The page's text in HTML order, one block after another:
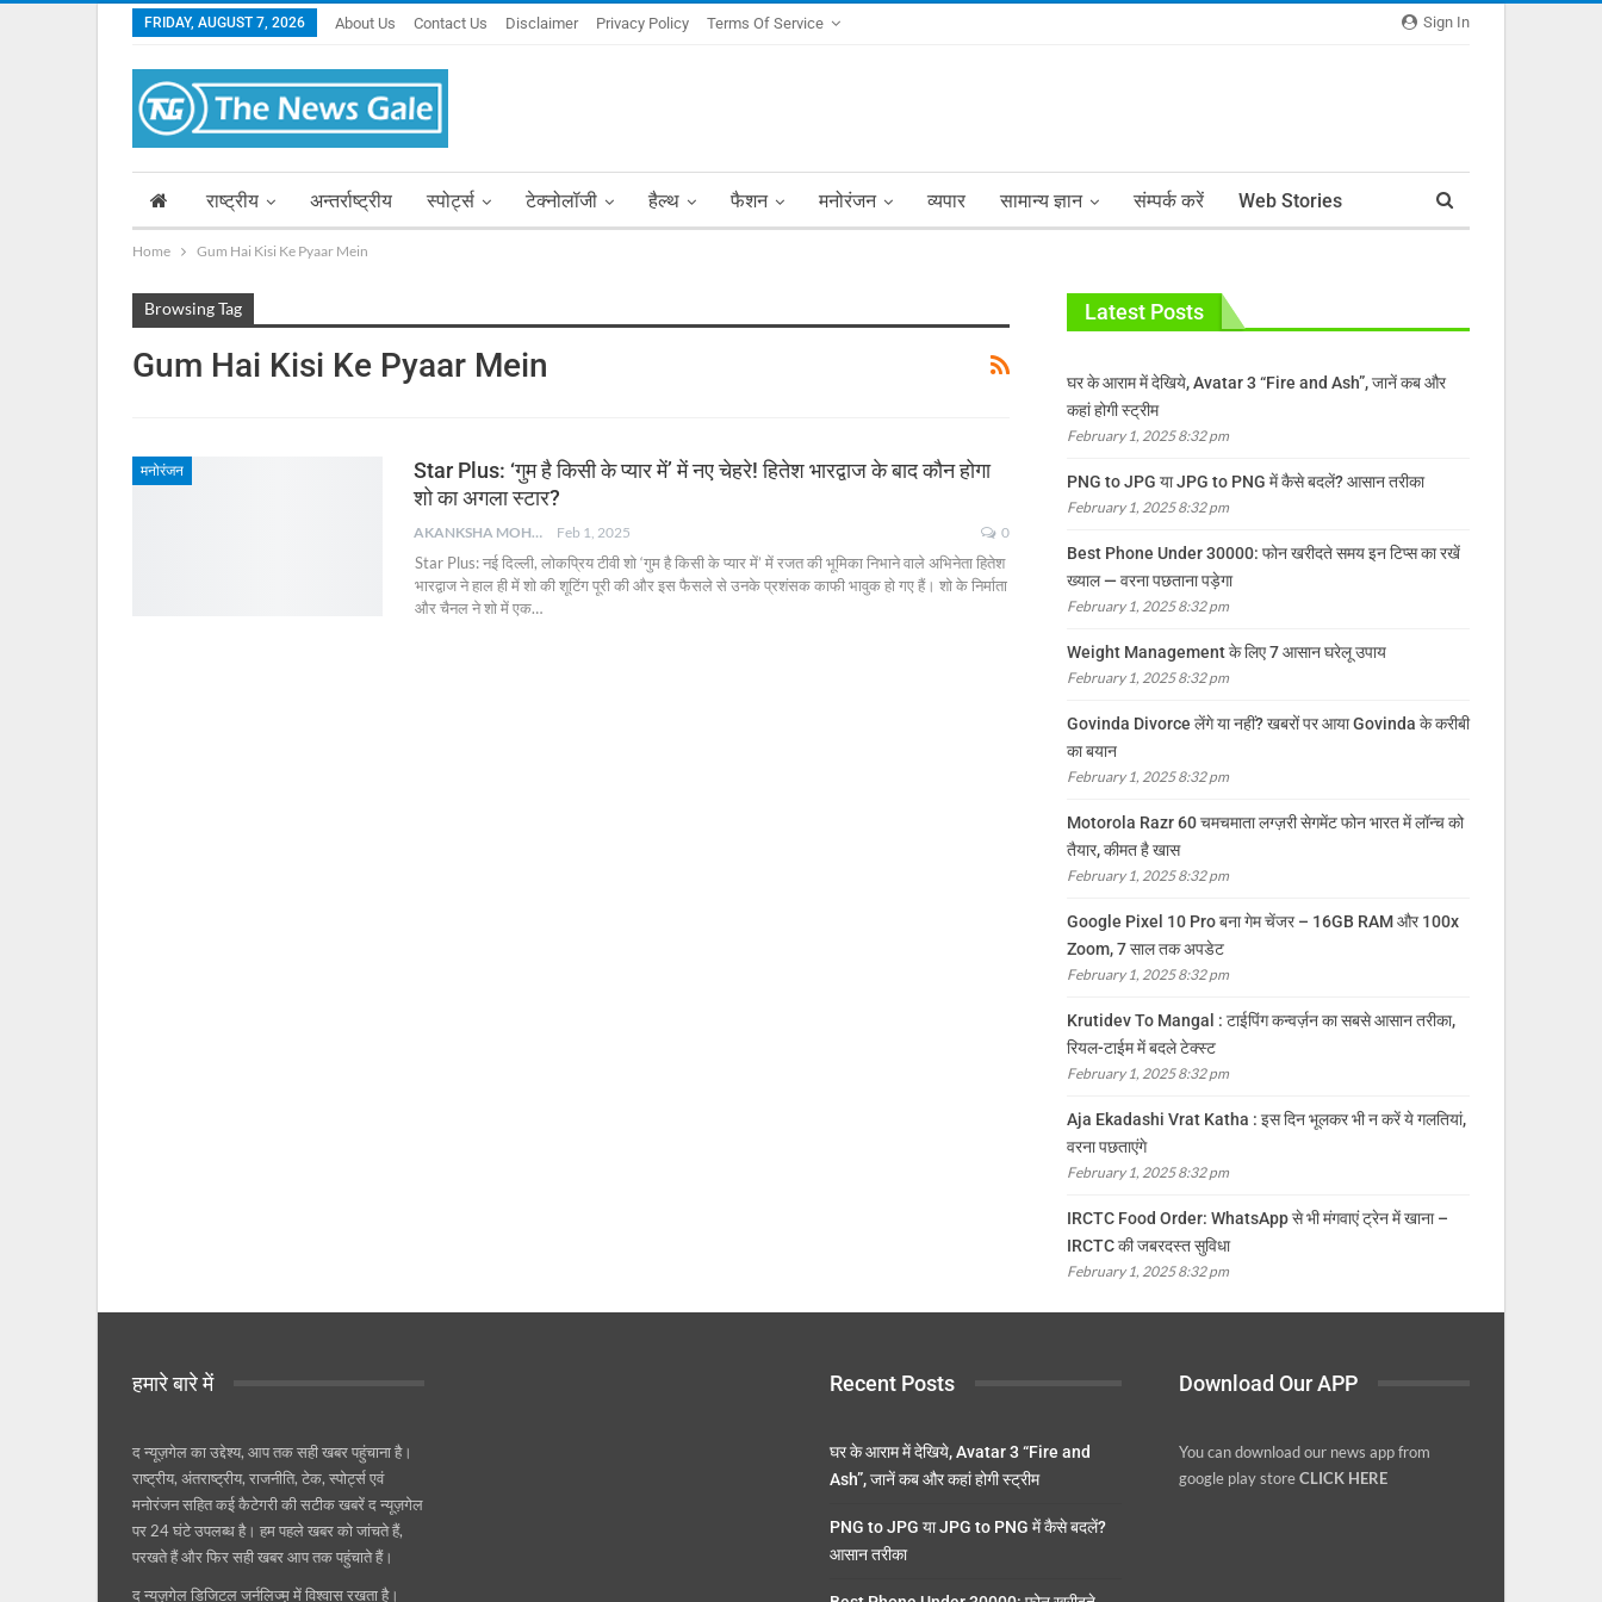
Sign In
FRIDAY, AUGUST 7, 2026 About Us Contact Us Disclaimer Privacy Policy Terms Of Service
राष्ट्रीय अन्तर्राष्ट्रीय स्पोर्ट्स टेक्नोलॉजी हैल्थ फैशन मनोरंजन व्यपार सामान्य ज्ञान संम्पर्क करें Web Stories
Home Gum Hai Kisi Ke Pyaar Mein
Browsing Tag
Gum Hai Kisi Ke Pyaar Mein
मनोरंजन
Star Plus: ‘गुम है किसी के प्यार में’ में नए चेहरे! हितेश भारद्वाज के बाद कौन होगा
शो का अगला स्टार?
AKANKSHA MOHAN Feb 1, 2025 0
Star Plus: नई दिल्ली, लोकप्रिय टीवी शो ‘गुम है किसी के प्यार में’ में रजत की भूमिका निभाने वाले अभिनेता हितेश
भारद्वाज ने हाल ही में शो की शूटिंग पूरी की और इस फैसले से उनके प्रशंसक काफी भावुक हो गए हैं। शो के निर्माता
और चैनल ने शो में एक…
Latest Posts
घर के आराम में देखिये, Avatar 3 “Fire and Ash”, जानें कब और
कहां होगी स्ट्रीम
February 1, 2025 8:32 pm
PNG to JPG या JPG to PNG में कैसे बदलें? आसान तरीका
February 1, 2025 8:32 pm
Best Phone Under 30000: फोन खरीदते समय इन टिप्स का रखें
ख्याल — वरना पछताना पड़ेगा
February 1, 2025 8:32 pm
Weight Management के लिए 7 आसान घरेलू उपाय
February 1, 2025 8:32 pm
Govinda Divorce लेंगे या नहीं? खबरों पर आया Govinda के करीबी
का बयान
February 1, 2025 8:32 pm
Motorola Razr 60 चमचमाता लग्ज़री सेगमेंट फोन भारत में लॉन्च को
तैयार, कीमत है खास
February 1, 2025 8:32 pm
Google Pixel 10 Pro बना गेम चेंजर – 16GB RAM और 100x
Zoom, 7 साल तक अपडेट
February 1, 2025 8:32 pm
Krutidev To Mangal : टाईपिंग कन्वर्ज़न का सबसे आसान तरीका,
रियल-टाईम में बदले टेक्स्ट
February 1, 2025 8:32 pm
Aja Ekadashi Vrat Katha : इस दिन भूलकर भी न करें ये गलतियां,
वरना पछताएंगे
February 1, 2025 8:32 pm
IRCTC Food Order: WhatsApp से भी मंगवाएं ट्रेन में खाना –
IRCTC की जबरदस्त सुविधा
February 1, 2025 8:32 pm
हमारे बारे में
द न्यूज़गेल का उद्देश्य, आप तक सही खबर पहुंचाना है।
राष्ट्रीय, अंतराष्ट्रीय, राजनीति, टेक, स्पोर्ट्स एवं
मनोरंजन सहित कई कैटेगरी की सटीक खबरें द न्यूज़गेल
पर 24 घंटे उपलब्ध है। हम पहले खबर को जांचते हैं,
परखते हैं और फिर सही खबर आप तक पहुंचाते हैं।
द न्यूज़गेल डिजिटल जर्नलिज्म़ में विश्वास रखता है।
Recent Posts
घर के आराम में देखिये, Avatar 3 “Fire and
Ash”, जानें कब और कहां होगी स्ट्रीम
PNG to JPG या JPG to PNG में कैसे बदलें?
आसान तरीका
Download Our APP
You can download our news app from
google play storeCLICK HERE